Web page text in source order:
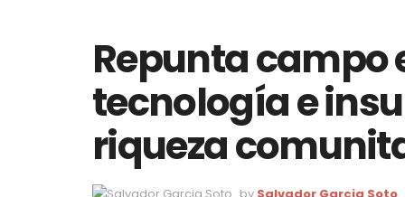
Repunta campo
tecnología e
riqueza